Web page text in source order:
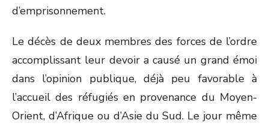
d’emprisonnement.
Le décès de deux membres des forces de l’ordre
accomplissant leur devoir a causé un grand émoi
dans l’opinion publique, déjà peu favorable à
l’accueil des réfugiés en provenance du Moyen-
Orient, d’Afrique ou d’Asie du Sud. Le jour même